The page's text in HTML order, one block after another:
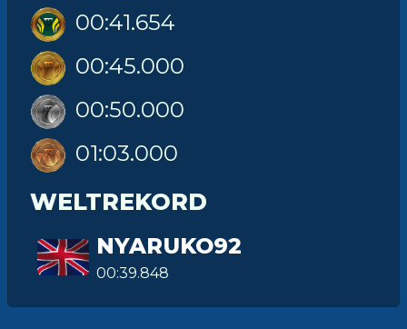
00:41.654
00:45.000
00:50.000
01:03.000
WELTREKORD
NYARUKO92
00:39.848